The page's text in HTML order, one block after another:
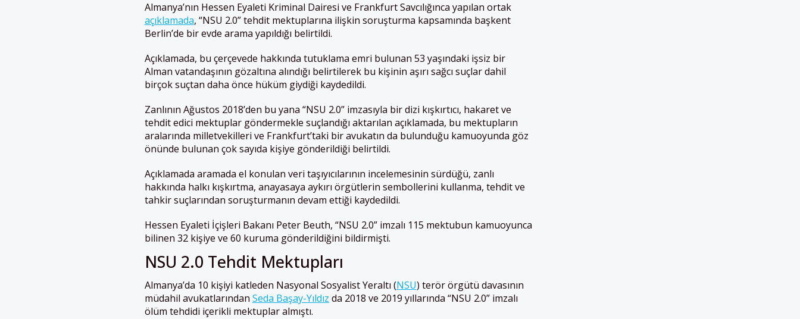
Almanya’nın Hessen Eyaleti Kriminal Dairesi ve Frankfurt Savcılığınca yapılan ortak
açıklamada, “NSU 2.0” tehdit mektuplarına ilişkin soruşturma kapsamında başkent
Berlin’de bir evde arama yapıldığı belirtildi.
Açıklamada, bu çerçevede hakkında tutuklama emri bulunan 53 yaşındaki işsiz bir
Alman vatandaşının gözaltına alındığı belirtilerek bu kişinin aşırı sağcı suçlar dahil
birçok suçtan daha önce hüküm giydiği kaydedildi.
Zanlının Ağustos 2018’den bu yana “NSU 2.0” imzasıyla bir dizi kışkırtıcı, hakaret ve
tehdit edici mektuplar göndermekle suçlandığı aktarılan açıklamada, bu mektupların
aralarında milletvekilleri ve Frankfurt’taki bir avukatın da bulunduğu kamuoyunda göz
önünde bulunan çok sayıda kişiye gönderildiği belirtildi.
Açıklamada aramada el konulan veri taşıyıcılarının incelemesinin sürdüğü, zanlı
hakkında halkı kışkırtma, anayasaya aykırı örgütlerin sembollerini kullanma, tehdit ve
tahkir suçlarından soruşturmanın devam ettiği kaydedildi.
Hessen Eyaleti İçişleri Bakanı Peter Beuth, “NSU 2.0” imzalı 115 mektubun kamuoyunca
bilinen 32 kişiye ve 60 kuruma gönderildiğini bildirmişti.
NSU 2.0 Tehdit Mektupları
Almanya’da 10 kişiyi katleden Nasyonal Sosyalist Yeraltı (NSU) terör örgütü davasının
müdahil avukatlarından Seda Başay-Yıldız da 2018 ve 2019 yıllarında “NSU 2.0” imzalı
ölüm tehdidi içerikli mektuplar almıştı.